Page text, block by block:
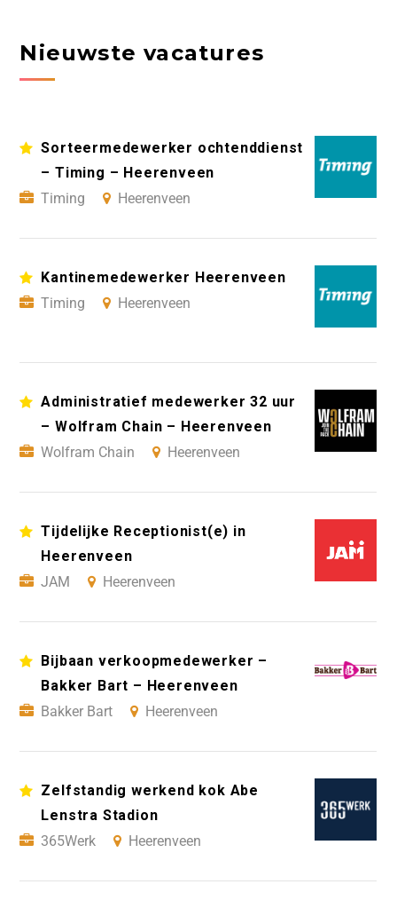
Nieuwste vacatures
Sorteermedewerker ochtenddienst
– Timing – Heerenveen
Timing
Heerenveen
Kantinemedewerker Heerenveen
Timing
Heerenveen
Administratief medewerker 32 uur
– Wolfram Chain – Heerenveen
Wolfram Chain
Heerenveen
Tijdelijke Receptionist(e) in
Heerenveen
JAM
Heerenveen
Bijbaan verkoopmedewerker –
Bakker Bart – Heerenveen
Bakker Bart
Heerenveen
Zelfstandig werkend kok Abe
Lenstra Stadion
365Werk
Heerenveen